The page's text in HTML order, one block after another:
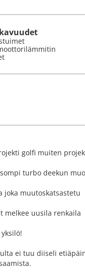
golfi muiten
turbo deekun
joka muutoskatsastetu
melkee uusila renkaila
ei tuu diiseli